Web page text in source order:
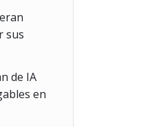
sus
de IA
en